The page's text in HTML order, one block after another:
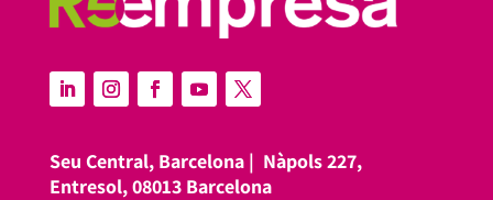
Seu Central, Barcelona | Nàpols 227,
Entresol, 08013 Barcelona